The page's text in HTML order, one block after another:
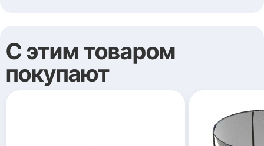
С этим товаром
покупают